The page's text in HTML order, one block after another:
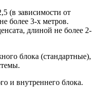
(в зависимости от
более 3-х метров.
длиной не более 2-
блока (стандартные),
и внутреннего блока.